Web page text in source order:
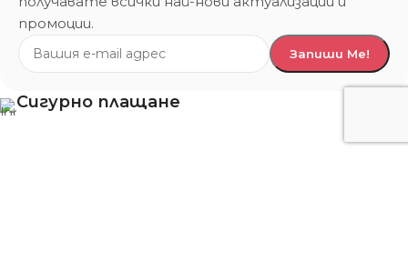
промоции.
Сигурно плащане